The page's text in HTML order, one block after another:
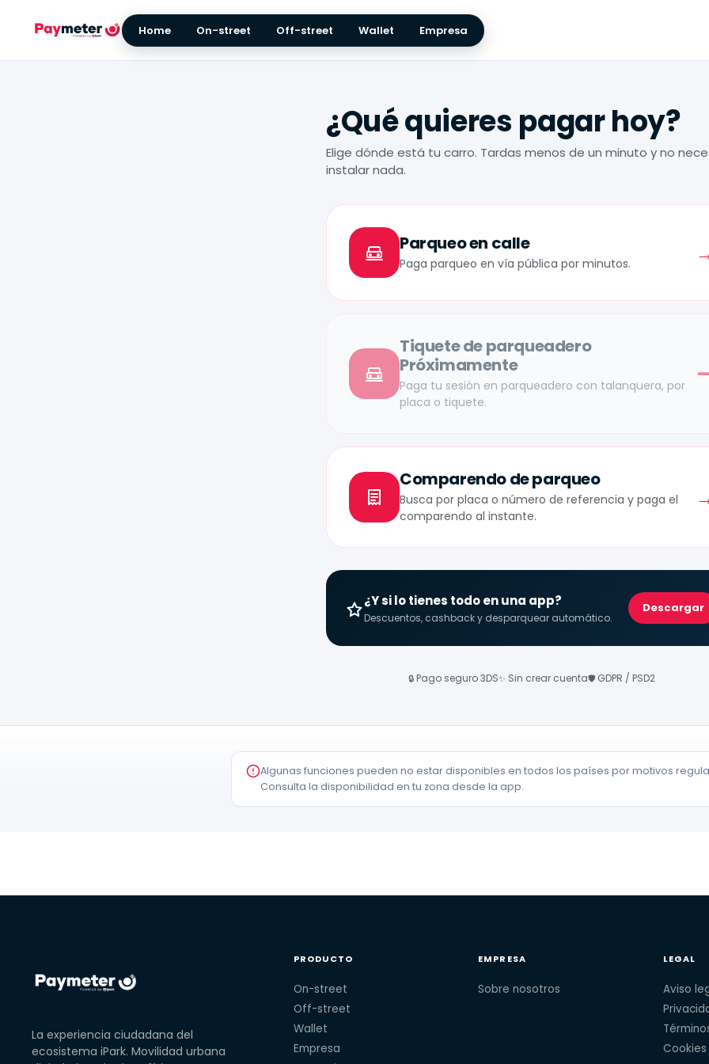
Home On-street Off-street Wallet Empresa
¿Qué quieres pagar hoy?
Elige dónde está tu carro. Tardas menos de un minuto y no
instalar nada.
Parqueo en calle
Paga parqueo en vía pública por minutos.
Tiquete de parqueadero
Próximamente
Paga tu sesión en parqueadero con talanquera, por
placa o tiquete.
Comparendo de parqueo
Busca por placa o número de referencia y paga el
comparendo al instante.
¿Y si lo tienes todo en una app?
Descuentos, cashback y desparquear automático.
Descargar
Pago seguro 3DS Sin crear cuenta GDPR / PSD2
Algunas funciones pueden no estar disponibles en todos los países por motivos
Consulta la disponibilidad en tu zona desde la app.
La experiencia ciudadana del
ecosistema iPark. Movilidad urbana
PRODUCTO
On-street
Off-street
Wallet
Empresa
EMPRESA
Sobre nosotros
LEGAL
Aviso
Cookies